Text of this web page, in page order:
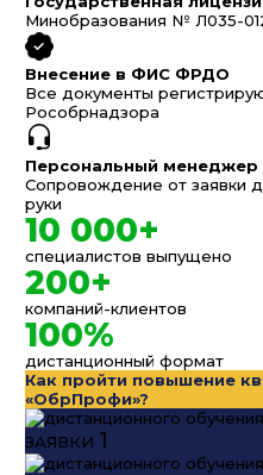
Минобразования № Л035-
Внесение в ФИС ФРДО
Все документы
Рособрнадзора
Персональный менеджер
Сопровождение от заявки
руки
10 000+
специалистов выпущено
200+
компаний-клиентов
100%
дистанционный формат
Как пройти повышение
«ОбрПрофи»?
ЗАЯВКИ 1